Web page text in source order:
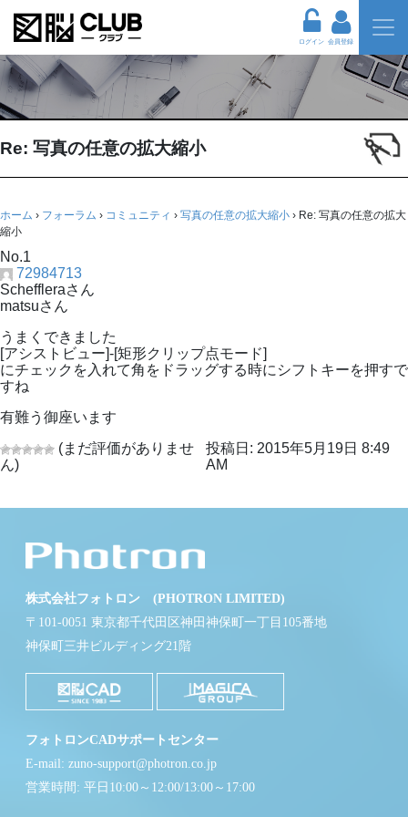
ログイン 会員登録
Re: 写真の任意の拡大縮小
ホーム › フォーラム › コミュニティ › 写真の任意の拡大縮小 › Re: 写真の任意の拡大
縮小
No.1
72984713
Scheffleraさん
matsuさん
うまくできました
[アシストビュー]-[矩形クリップ点モード]
にチェックを入れて角をドラッグする時にシフトキーを押すで
すね
有難う御座います
(まだ評価がありませ
ん)
投稿日: 2015年5月19日 8:49
AM
株式会社フォトロン (PHOTRON LIMITED)
〒101-0051 東京都千代田区神田神保町一丁目105番地
神保町三井ビルディング21階
フォトロンCADサポートセンター
E-mail: zuno-support@photron.co.jp
営業時間: 平日10:00～12:00/13:00～17:00